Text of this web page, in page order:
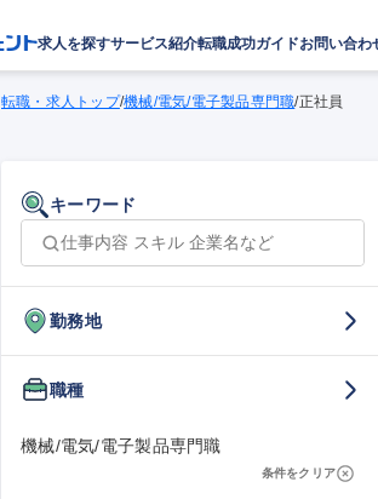
求人を探すサービス紹介転職成功ガイドお問い合わ
転職・求人トップ/機械/電気/電子製品専門職/正社員
キーワード
勤務地
職種
機械/電気/電子製品専門職
条件をクリア